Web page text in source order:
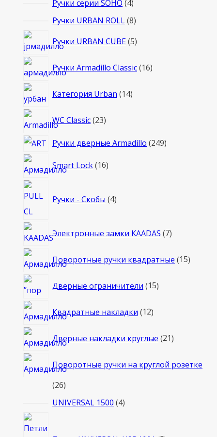
Ручки серии SOHO 44
товара
Ручки URBAN ROLL 88
Ручки URBAN CUBE 55
Ручки Armadillo Classic 1616
Категория Urban 1414
WC Classic 2323
Ручки дверные Armadillo 249249
Smart Lock 1616
Ручки - Скобы 4товара
Электронные замки KAADAS 77
Поворотные ручки квадратные 1515
Дверные ограничители 1515
Квадратные накладки 1212
Дверные накладки круглые 2121
Поворотные ручки на круглой розетке
2626
товаров
UNIVERSAL 1500 44